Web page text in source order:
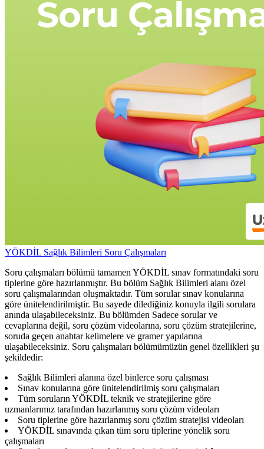
YÖKDİL Sağlık Bilimleri Soru Çalışmaları
Soru çalışmaları bölümü tamamen YÖKDİL sınav formatındaki soru
tiplerine göre hazırlanmıştır. Bu bölüm Sağlık Bilimleri alanı özel
soru çalışmalarından oluşmaktadır. Tüm sorular sınav konularına
göre ünitelendirilmiştir. Bu sayede dilediğiniz konuyla ilgili sorulara
anında ulaşabileceksiniz. Bu bölümden Sadece sorular ve
cevaplarına değil, soru çözüm videolarına, soru çözüm stratejilerine,
soruda geçen anahtar kelimelere ve gramer yapılarına
ulaşabileceksiniz. Soru çalışmaları bölümümüzün genel özellikleri şu
şekildedir:
Sağlık Bilimleri alanına özel binlerce soru çalışması
Sınav konularına göre ünitelendirilmiş soru çalışmaları
Tüm soruların YÖKDİL teknik ve stratejilerine göre
uzmanlarımız tarafından hazırlanmış soru çözüm videoları
Soru tiplerine göre hazırlanmış soru çözüm stratejisi videoları
YÖKDİL sınavında çıkan tüm soru tiplerine yönelik soru
çalışmaları